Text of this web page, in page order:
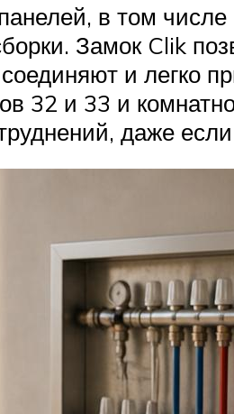
в том
Замок Clik
и легко
32 и 33 и
даже